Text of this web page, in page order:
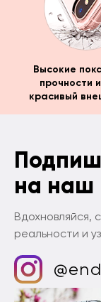
Высокие
прочности
красивый
на наш
Вдохновляйся,
реальности и